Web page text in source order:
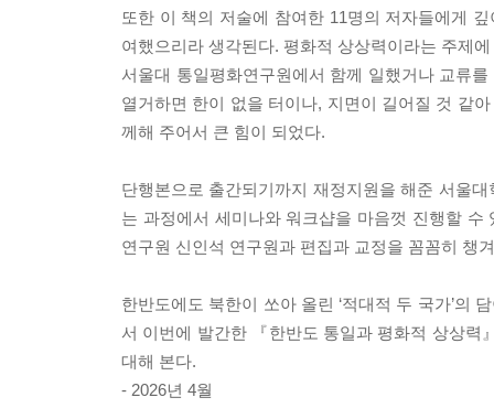
또한 이 책의 저술에 참여한 11명의 저자들에게
여했으리라 생각된다. 평화적 상상력이라는 주제
서울대 통일평화연구원에서 함께 일했거나 교류
열거하면 한이 없을 터이나, 지면이 길어질 것 같
께해 주어서 큰 힘이 되었다.
단행본으로 출간되기까지 재정지원을 해준 서울
는 과정에서 세미나와 워크샵을 마음껏 진행할
연구원 신인석 연구원과 편집과 교정을 꼼꼼히 챙
한반도에도 북한이 쏘아 올린 ‘적대적 두 국가’의
서 이번에 발간한 『한반도 통일과 평화적 상상
대해 본다.
- 2026년 4월